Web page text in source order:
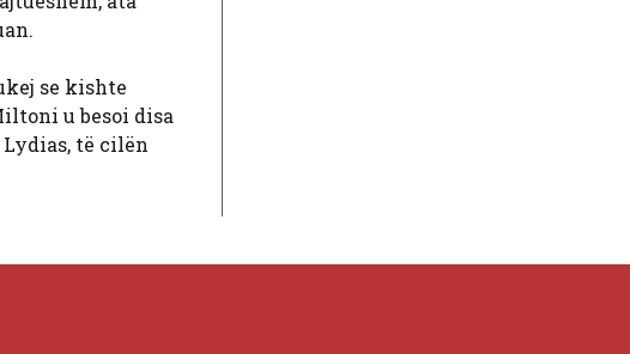
se kishte
u besoi disa
të cilën